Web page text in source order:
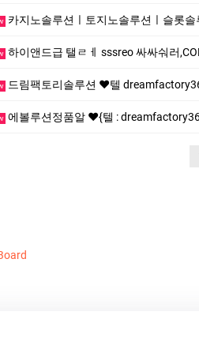
카지노솔루션ㅣ토지노솔루션ㅣ슬롯솔루
하이앤드급 탤ㄹㅔ sssreo 싸싸숴러,COM 에
드림팩토리솔루션 ❤️텔
에볼루션정품알 ❤️{텔 :